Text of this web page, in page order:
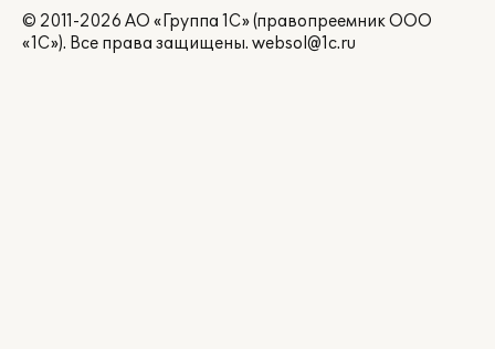
© 2011-2026 АО «Группа 1С» (правопреемник ООО
«1С»). Все права защищены. websol@1c.ru